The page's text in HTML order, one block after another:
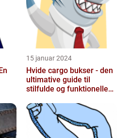
15 januar 2024
Hvide cargo bukser - den
ultimative guide til
stilfulde og funktionelle